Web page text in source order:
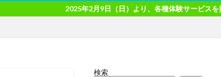
2025年2月9日（日）より、各種体験サービスを提供開始しました♬
検索